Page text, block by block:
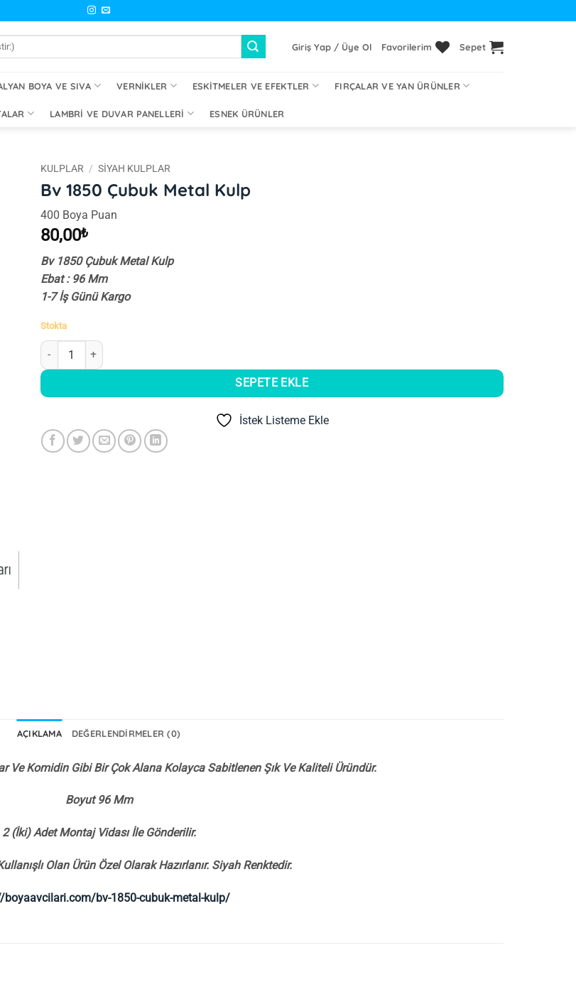
Giriş Yap / Üye Ol Favorilerim Sepet
BOYA VE SIVA VERNIKLER ESKITMELER VE EFEKTLER FIRÇALAR VE YAN ÜRÜNLER
LAMBRI VE DUVAR PANELLERI ESNEK ÜRÜNLER
KULPLAR / SIYAH KULPLAR
Bv 1850 Çubuk Metal Kulp
400 Boya Puan
80,00₺
Bv 1850 Çubuk Metal Kulp
Ebat : 96 Mm
1-7 İş Günü Kargo
Stokta
Bv 1850 Çubuk Metal Kulp adet
SEPETE EKLE
İstek Listeme Ekle
AÇIKLAMA DEĞERLENDIRMELER (0)
Ve Komidin Gibi Bir Çok Alana Kolayca Sabitlenen Şık Ve Kaliteli Üründür.
Boyut 96 Mm
2 (İki) Adet Montaj Vidası İle Gönderilir.
Olan Ürün Özel Olarak Hazırlanır. Siyah Renktedir.
boyaavcilari.com/bv-1850-cubuk-metal-kulp/